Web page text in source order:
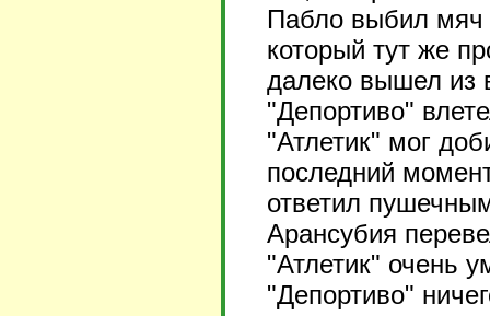
Пабло выбил мяч
который тут же
далеко вышел из
"Депортиво"
"Атлетик" мог
последний
ответил
Арансубия
"Атлетик" очень
"Депортиво"